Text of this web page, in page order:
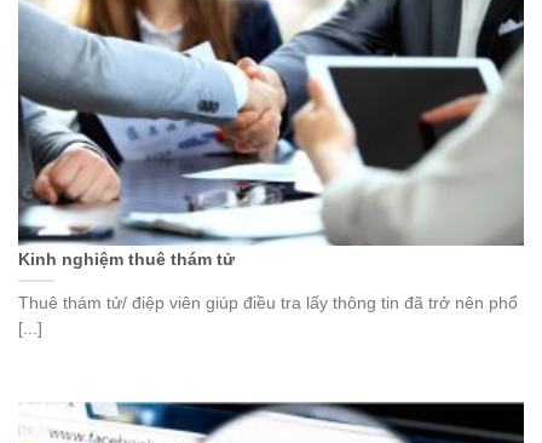
Kinh nghiệm thuê thám tử
Thuê thám tử/ điệp viên giúp điều tra lấy thông tin đã trở nên phổ
[...]